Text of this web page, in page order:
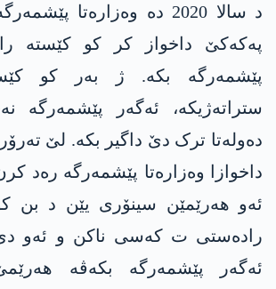
د سالا 2020 دە وەزارەتا
پەکەکێ داخواز کر کو کێستە
پێشمەرگە بکە. ژ بەر کو
ستراتەژیکە، ئەگەر پێشمەرگە
دەولەتا ترک دێ داگیر بکە. لێ
داخوازا وەزارەتا پێشمەرگە رەد
ئەو ھەرێمێن سینۆری یێن د بن
رادەستی ت کەسی ناکن و ئەو دێ
ئەگەر پێشمەرگە بکەڤە